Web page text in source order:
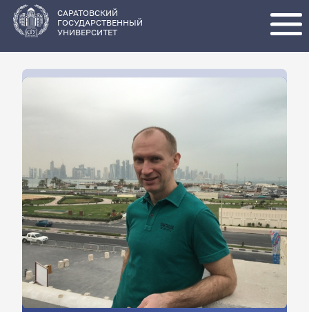
основному
содержанию
САРАТОВСКИЙ
ГОСУДАРСТВЕННЫЙ
УНИВЕРСИТЕТ